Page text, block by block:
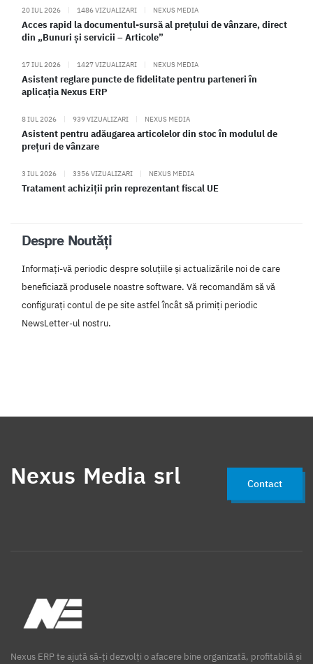
20 IUL 2026 | 1486 VIZUALIZARI | NEXUS MEDIA
Acces rapid la documentul-sursă al prețului de vânzare, direct
din „Bunuri și servicii – Articole”
17 IUL 2026 | 1427 VIZUALIZARI | NEXUS MEDIA
Asistent reglare puncte de fidelitate pentru parteneri în
aplicația Nexus ERP
8 IUL 2026 | 939 VIZUALIZARI | NEXUS MEDIA
Asistent pentru adăugarea articolelor din stoc în modulul de
prețuri de vânzare
3 IUL 2026 | 3356 VIZUALIZARI | NEXUS MEDIA
Tratament achiziții prin reprezentant fiscal UE
Despre Noutăți
Informați-vă periodic despre soluțiile și actualizările noi de care
beneficiază produsele noastre software. Vă recomandăm să vă
configurați contul de pe site astfel încât să primiți periodic
NewsLetter-ul nostru.
Nexus Media srl Contact
Nexus ERP te ajută să-ți dezvolți o afacere bine organizată, profitabilă și